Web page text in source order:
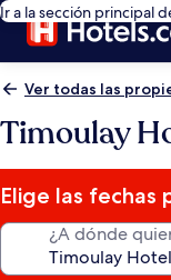
Ir a la sección principal
Ver todas las
Timoulay
Elige las fechas
¿A dónde